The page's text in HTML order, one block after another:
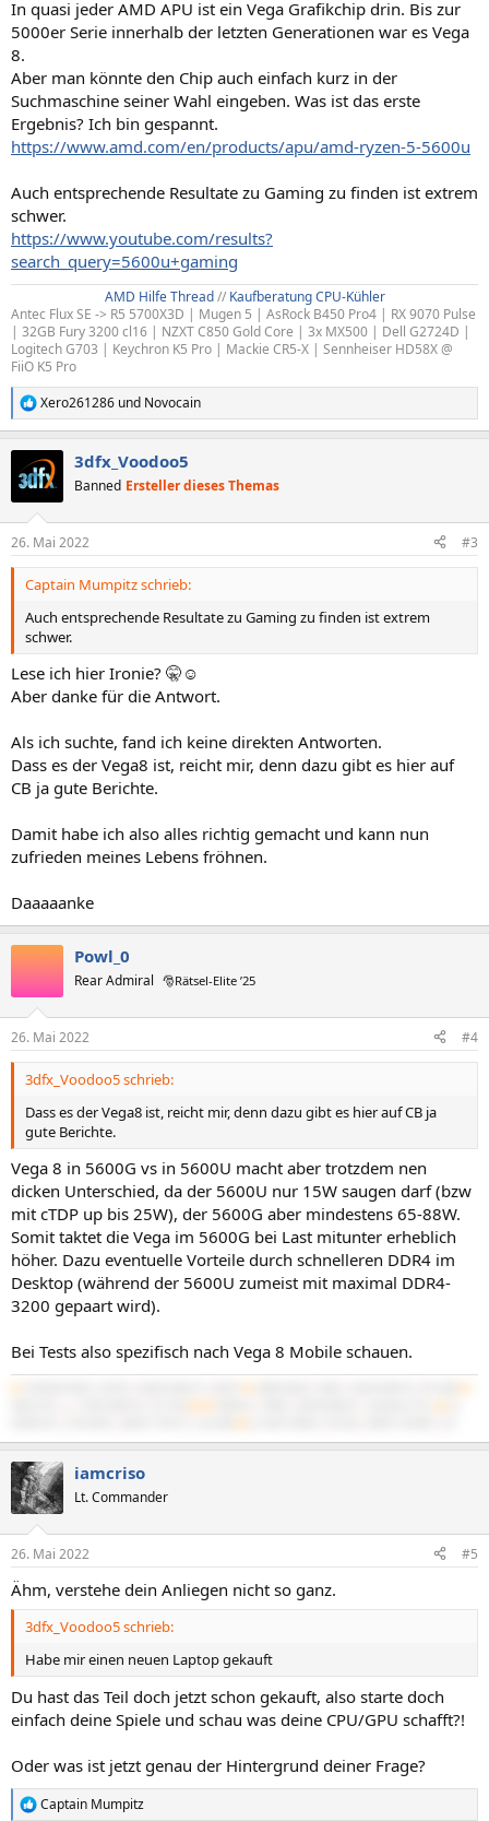
In quasi jeder AMD APU ist ein Vega Grafikchip drin. Bis zur
5000er Serie innerhalb der letzten Generationen war es Vega
8.
Aber man könnte den Chip auch einfach kurz in der
Suchmaschine seiner Wahl eingeben. Was ist das erste
Ergebnis? Ich bin gespannt.
https://www.amd.com/en/products/apu/amd-ryzen-5-5600u
Auch entsprechende Resultate zu Gaming zu finden ist extrem
schwer.
https://www.youtube.com/results?
search_query=5600u+gaming
AMD Hilfe Thread// Kaufberatung CPU-Kühler
Antec Flux SE -> R5 5700X3D | Mugen 5 | AsRock B450 Pro4 | RX 9070 Pulse
| 32GB Fury 3200 cl16 | NZXT C850 Gold Core | 3x MX500 | Dell G2724D |
Logitech G703 | Keychron K5 Pro | Mackie CR5-X | Sennheiser HD58X @
FiiO K5 Pro
R
e
t
e
n
Xero261286 und Novocain
3dfx_Voodoo5
Banned Ersteller dieses Themas
26. Mai 2022 #3
Captain Mumpitz schrieb:
Auch entsprechende Resultate zu Gaming zu finden ist extrem
schwer.
Lese ich hier Ironie? 🤫☺️
Aber danke für die Antwort.
Als ich suchte, fand ich keine direkten Antworten.
Dass es der Vega8 ist, reicht mir, denn dazu gibt es hier auf
CB ja gute Berichte.
Damit habe ich also alles richtig gemacht und kann nun
zufrieden meines Lebens fröhnen.
Daaaaanke
Powl_0
Rear Admiral 🎅Rätsel-Elite ’25
26. Mai 2022 #4
3dfx_Voodoo5 schrieb:
Dass es der Vega8 ist, reicht mir, denn dazu gibt es hier auf CB ja
gute Berichte.
Vega 8 in 5600G vs in 5600U macht aber trotzdem nen
dicken Unterschied, da der 5600U nur 15W saugen darf (bzw
mit cTDP up bis 25W), der 5600G aber mindestens 65-88W.
Somit taktet die Vega im 5600G bei Last mitunter erheblich
höher. Dazu eventuelle Vorteile durch schnelleren DDR4 im
Desktop (während der 5600U zumeist mit maximal DDR4-
3200 gepaart wird).
Bei Tests also spezifisch nach Vega 8 Mobile schauen.
iamcriso
Lt. Commander
26. Mai 2022 #5
Ähm, verstehe dein Anliegen nicht so ganz.
3dfx_Voodoo5 schrieb:
Habe mir einen neuen Laptop gekauft
Du hast das Teil doch jetzt schon gekauft, also starte doch
einfach deine Spiele und schau was deine CPU/GPU schafft?!
Oder was ist jetzt genau der Hintergrund deiner Frage?
R
Captain Mumpitz